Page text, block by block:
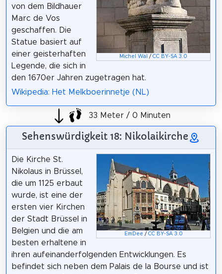
Michel Wal /CC BY-SA 3.0
von dem Bildhauer
Marc de Vos
geschaffen. Die
Statue basiert auf
einer geisterhaften
Legende, die sich in
den 1670er Jahren zugetragen hat.
Wikipedia: Het Melkboerinnetje (NL)
33 Meter / 0 Minuten
Sehenswürdigkeit 18: Nikolaikirche
EmDee / CC BY-SA 3.0
Die Kirche St.
Nikolaus in Brüssel,
die um 1125 erbaut
wurde, ist eine der
ersten vier Kirchen
der Stadt Brüssel in
Belgien und die am
besten erhaltene in
ihren aufeinanderfolgenden Entwicklungen. Es
befindet sich neben dem Palais de la Bourse und ist